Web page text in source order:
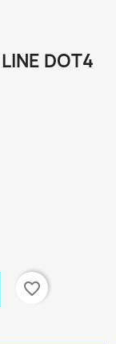
DOT4
favorite_border